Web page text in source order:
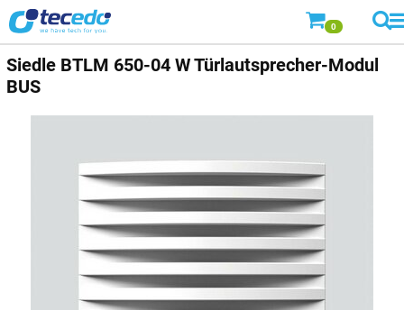
0
Siedle BTLM 650-04 W Türlautsprecher-Modul
BUS